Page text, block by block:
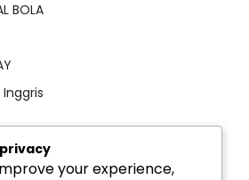
BOLA
your experience,